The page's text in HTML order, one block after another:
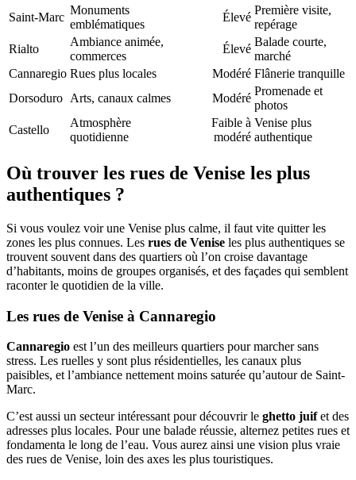
Saint-Marc
Monuments
emblématiques
Élevé
Première visite,
repérage
Rialto
Ambiance animée,
commerces
Élevé
Balade courte,
marché
Cannaregio Rues plus locales Modéré Flânerie tranquille
Dorsoduro Arts, canaux calmes Modéré
Promenade et
photos
Castello
Atmosphère
quotidienne
Faible à
modéré
Venise plus
authentique
Où trouver les rues de Venise les plus
authentiques ?
Si vous voulez voir une Venise plus calme, il faut vite quitter les
zones les plus connues. Les rues de Venise les plus authentiques se
trouvent souvent dans des quartiers où l’on croise davantage
d’habitants, moins de groupes organisés, et des façades qui semblent
raconter le quotidien de la ville.
Les rues de Venise à Cannaregio
Cannaregio est l’un des meilleurs quartiers pour marcher sans
stress. Les ruelles y sont plus résidentielles, les canaux plus
paisibles, et l’ambiance nettement moins saturée qu’autour de Saint-
Marc.
C’est aussi un secteur intéressant pour découvrir le ghetto juifet des
adresses plus locales. Pour une balade réussie, alternez petites rues et
fondamenta le long de l’eau. Vous aurez ainsi une vision plus vraie
des rues de Venise, loin des axes les plus touristiques.